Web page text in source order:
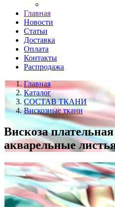
Главная
Новости
Статьи
Доставка
Оплата
Контакты
Распродажа
Главная
Каталог
СОСТАВ ТКАНИ
Вискозные ткани
Вискоза
акварельные